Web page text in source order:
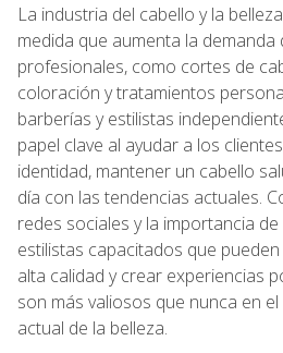
La industria del cabello y la
medida que aumenta la demanda
profesionales, como cortes de
coloración y tratamientos
barberías y estilistas
papel clave al ayudar a los
identidad, mantener un cabello
día con las tendencias actuales.
redes sociales y la importancia
estilistas capacitados que
alta calidad y crear experiencias
son más valiosos que nunca en
actual de la belleza.